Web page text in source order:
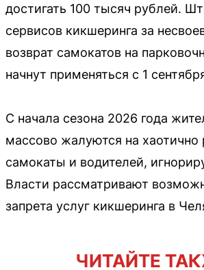
достигать 100 тысяч рублей.
сервисов кикшеринга за
возврат самокатов на
начнут применяться с 1
С начала сезона 2026 года
массово жалуются на хаотично
самокаты и водителей,
Власти рассматривают
запрета услуг кикшеринга в
ЧИТАЙТЕ